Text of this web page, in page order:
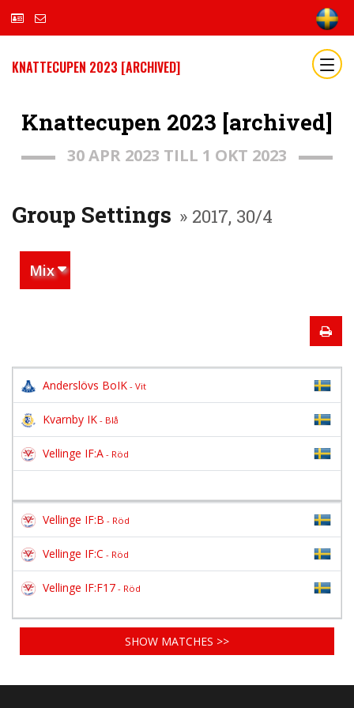
KNATTECUPEN 2023 [ARCHIVED]
Knattecupen 2023 [archived]
30 APR 2023 TILL 1 OKT 2023
Group Settings » 2017, 30/4
Mix
Anderslövs BoIK - Vit
Kvarnby IK - Blå
Vellinge IF:A - Röd
Vellinge IF:B - Röd
Vellinge IF:C - Röd
Vellinge IF:F17 - Röd
SHOW MATCHES >>